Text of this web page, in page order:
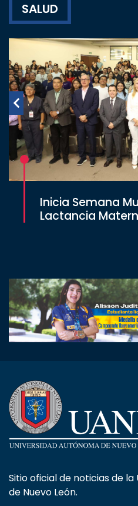
SALUD
Inicia Semana
Lactancia
Sitio oficial de noticias de
de Nuevo León.